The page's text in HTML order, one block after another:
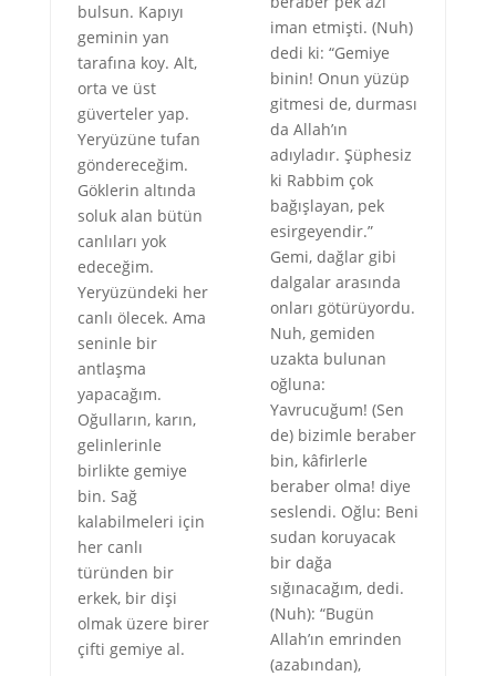
bulsun. Kapıyı
geminin yan
tarafına koy. Alt,
orta ve üst
güverteler yap.
Yeryüzüne tufan
göndereceğim.
Göklerin altında
soluk alan bütün
canlıları yok
edeceğim.
Yeryüzündeki her
canlı ölecek. Ama
seninle bir
antlaşma
yapacağım.
Oğulların, karın,
gelinlerinle
birlikte gemiye
bin. Sağ
kalabilmeleri için
her canlı
türünden bir
erkek, bir dişi
olmak üzere birer
çifti gemiye al.
iman etmişti. (Nuh)
dedi ki: “Gemiye
binin! Onun yüzüp
gitmesi de, durması
da Allah’ın
adıyladır. Şüphesiz
ki Rabbim çok
bağışlayan, pek
esirgeyendir.”
Gemi, dağlar gibi
dalgalar arasında
onları götürüyordu.
Nuh, gemiden
uzakta bulunan
oğluna:
Yavrucuğum! (Sen
de) bizimle beraber
bin, kâfirlerle
beraber olma! diye
seslendi. Oğlu: Beni
sudan koruyacak
bir dağa
sığınacağım, dedi.
(Nuh): “Bugün
Allah’ın emrinden
(azabından),